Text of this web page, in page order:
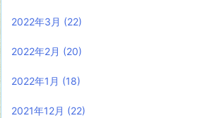
2022年3月 (22)
2022年2月 (20)
2022年1月 (18)
2021年12月 (22)